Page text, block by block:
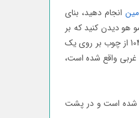
انجام دهید، بنای
هو دیدن کنید که بر
اساس یک خانه روستایی ویتنامی با طراحی ساده در محیطی آرام ساخته شده است که نشان دهنده سبک زندگی ساده، خالص و اصیل اوست. گشت در بتکده تک ستونی که در سال 1049 از چوب بر روی یک
غربی واقع شده است،
شده است و در پشت